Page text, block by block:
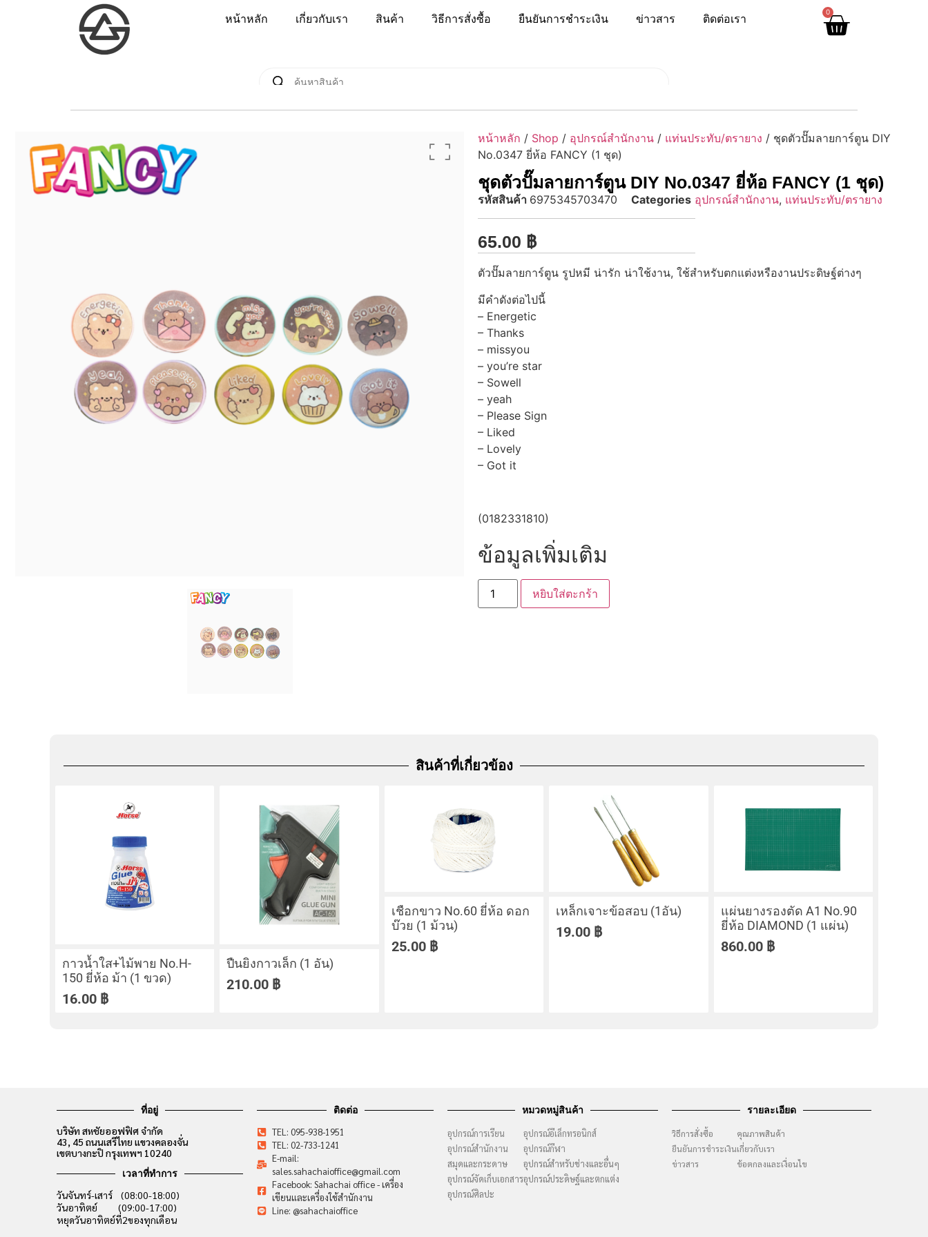
หน้าหลัก เกี่ยวกับเรา สินค้า วิธีการสั่งซื้อ ยืนยันการชำระเงิน ข่าวสาร ติดต่อเรา
0
หน้าหลัก / Shop / อุปกรณ์สำนักงาน / แท่นประทับ/ตรายาง / ชุดตัวปั๊มลายการ์ตูน DIY
No.0347 ยี่ห้อ FANCY (1 ชุด)
ชุดตัวปั๊มลายการ์ตูน DIY No.0347 ยี่ห้อ FANCY (1 ชุด)
รหัสสินค้า 6975345703470 Categories อุปกรณ์สำนักงาน, แท่นประทับ/ตรายาง
65.00 ฿
ตัวปั๊มลายการ์ตูน รูปหมี น่ารัก น่าใช้งาน, ใช้สำหรับตกแต่งหรืองานประดิษฐ์ต่างๆ
มีคำดังต่อไปนี้
– Energetic
– Thanks
– missyou
– you’re star
– Sowell
– yeah
– Please Sign
– Liked
– Lovely
– Got it
(0182331810)
ข้อมูลเพิ่มเติม
หยิบใส่ตะกร้า
สินค้าที่เกี่ยวข้อง
กาวน้ำใส+ไม้พาย No.H-
150 ยี่ห้อ ม้า (1 ขวด)
16.00 ฿
ปืนยิงกาวเล็ก (1 อัน)
210.00 ฿
เชือกขาว No.60 ยี่ห้อ ดอก
บ๊วย (1 ม้วน)
25.00 ฿
เหล็กเจาะข้อสอบ (1อัน)
19.00 ฿
แผ่นยางรองตัด A1 No.90
ยี่ห้อ DIAMOND (1 แผ่น)
860.00 ฿
ที่อยู่
บริษัท สหชัยออฟฟิศ จำกัด
43, 45 ถนนเสรีไทย แขวงคลองจั่น
เขตบางกะปิ กรุงเทพฯ 10240
เวลาที่ทำการ
วันจันทร์-เสาร์ (08:00-18:00)
วันอาทิตย์ (09:00-17:00)
หยุดวันอาทิตย์ที่2ของทุกเดือน
ติดต่อ
TEL: 095-938-1951
TEL: 02-733-1241
E-mail:
sales.sahachaioffice@gmail.com
Facebook: Sahachai office - เครื่อง
เขียนและเครื่องใช้สำนักงาน
Line: @sahachaioffice
หมวดหมู่สินค้า
อุปกรณ์การเรียน
อุปกรณ์สำนักงาน
สมุดและกระดาษ
อุปกรณ์จัดเก็บเอกสาร
อุปกรณ์ศิลปะ
อุปกรณ์อีเล็กทรอนิกส์
อุปกรณ์กีฬา
อุปกรณ์สำหรับช่างและอื่นๆ
อุปกรณ์ประดิษฐ์และตกแต่ง
รายละเอียด
วิธีการสั่งซื้อ
ยืนยันการชำระเงิน
ข่าวสาร
คุณภาพสินค้า
เกี่ยวกับเรา
ข้อตกลงและเงื่อนไข